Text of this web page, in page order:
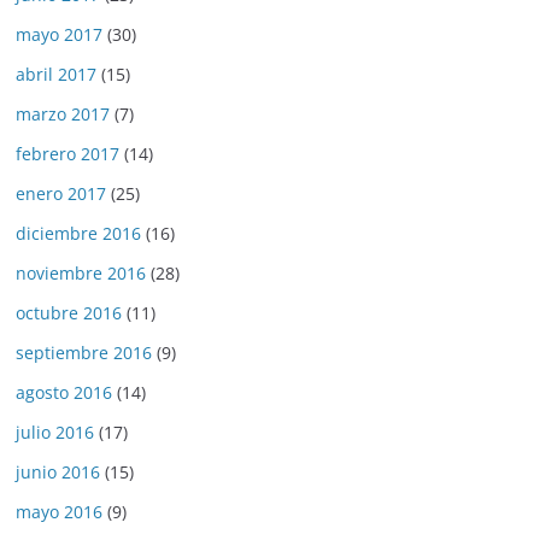
mayo 2017 (30)
abril 2017 (15)
marzo 2017 (7)
febrero 2017 (14)
enero 2017 (25)
diciembre 2016 (16)
noviembre 2016 (28)
octubre 2016 (11)
septiembre 2016 (9)
agosto 2016 (14)
julio 2016 (17)
junio 2016 (15)
mayo 2016 (9)